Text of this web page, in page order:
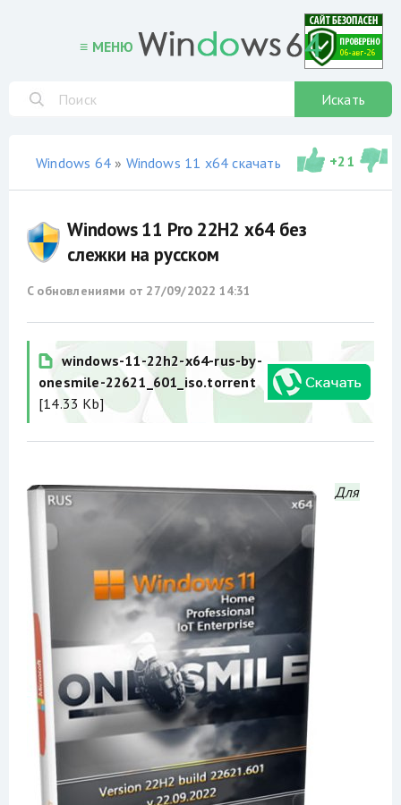
≡ МЕНЮ
Искать
Windows 64» Windows 11 x64 скачать торрент»не
+21
Windows 11 Pro 22H2 x64 без
слежки на русском
С обновлениями от 27/09/2022 14:31
windows-11-22h2-x64-rus-by-
onesmile-22621_601_iso.torrent
[14.33 Kb]
Для